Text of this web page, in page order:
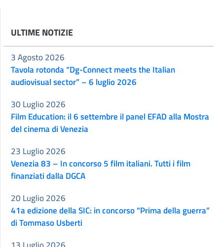
ULTIME NOTIZIE
Tavola rotonda “Dg-Connect meets the Italian
audiovisual sector” – 6 luglio 2026
3 Agosto 2026
Film Education: il 6 settembre il panel EFAD alla Mostra
del cinema di Venezia
30 Luglio 2026
Venezia 83 – In concorso 5 film italiani. Tutti i film
finanziati dalla DGCA
23 Luglio 2026
41a edizione della SIC: in concorso “Prima della guerra”
di Tommaso Usberti
20 Luglio 2026